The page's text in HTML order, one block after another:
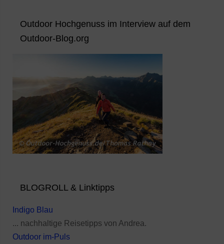
Outdoor Hochgenuss im Interview auf dem
Outdoor-Blog.org
BLOGROLL & Linktipps
Indigo Blau
... nachhaltige Reisetipps von Andrea.
Outdoor im-Puls